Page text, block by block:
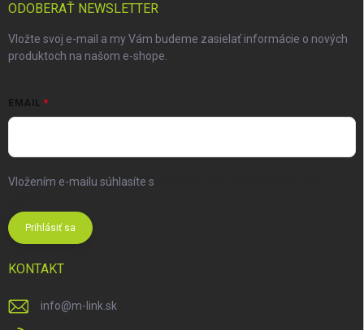
ODOBERAŤ NEWSLETTER
Vložte svoj e-mail a my Vám budeme zasielať informácie o nových
produktoch na našom e-shope.
EMAIL
Vložením e-mailu súhlasíte s
Prihlásiť sa
KONTAKT
info@m-link.sk